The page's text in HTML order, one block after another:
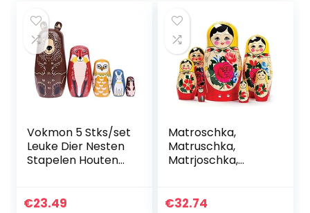
Vokmon 5 Stks/set
Leuke Dier Nesten
Stapelen Houten
Cartoon Dier
€23.49
Matroschka,
Matruschka,
Matrjoschka,
€32.74